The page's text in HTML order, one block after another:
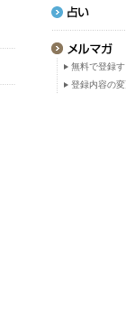
無料で登録
登録内容の